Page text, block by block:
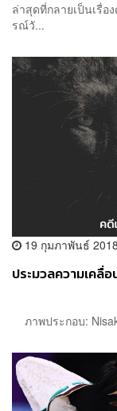
ล่าสุดที่กลายเป็นเรื่อ
รณ์วั...
19 กุมภาพันธ์ 2018
ประมวลความเคลื่
ภาพประกอบ: